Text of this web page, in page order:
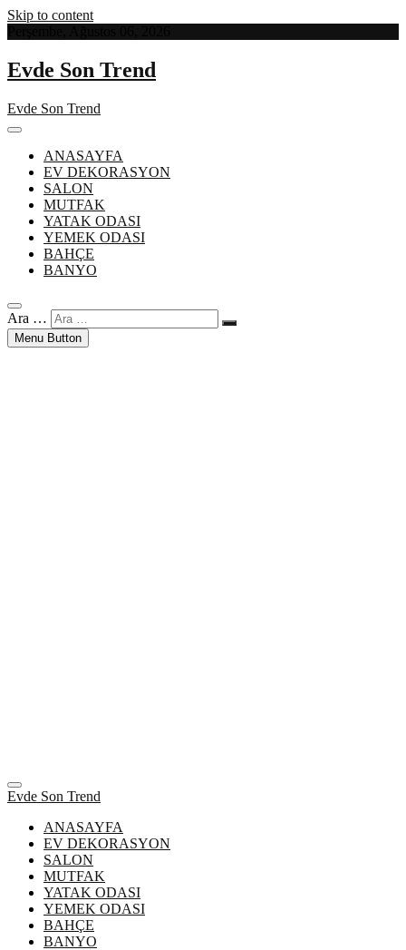
Skip to content
Evde Son Trend
Evde Son Trend
ANASAYFA
EV DEKORASYON
SALON
MUTFAK
YATAK ODASI
YEMEK ODASI
BAHÇE
BANYO
Ara …
Menu Button
Evde Son Trend
ANASAYFA
EV DEKORASYON
SALON
MUTFAK
YATAK ODASI
YEMEK ODASI
BAHÇE
BANYO